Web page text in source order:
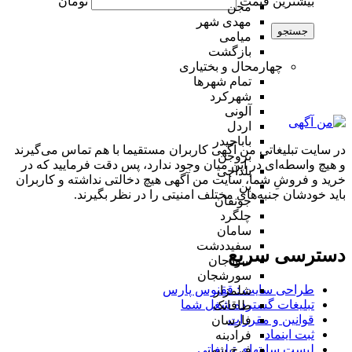
مجن
مهدی شهر
میامی
بازگشت
چهارمحال و بختیاری
تمام شهر‌ها
شهرکرد
آلونی
اردل
باباحیدر
بروجن
بلداجی
بن
جونقان
چلگرد
سامان
سفیددشت
سودجان
سورشجان
شلمزار
طاقانک
فارسان
فرادبنه
جستجو
در سایت تبلیغاتی من آگهی کاربران مستقیما با هم تماس می‌گیرند
و هیچ واسطه‌ای در این میان وجود ندارد، پس دقت فرمایید که در
خرید و فروشِ شما، سایت من آگهی هیچ دخالتی نداشته و کاربران
باید خودشان جنبه‌های مختلف امنیتی را در نظر بگیرند.
دسترسی سریع
طراحی سایت :‌ ققنوس پارس
تبلیغات گسترده شغل شما
قوانین و مقررات
ثبت اینماد
لیست سایتهای تبلیغاتی